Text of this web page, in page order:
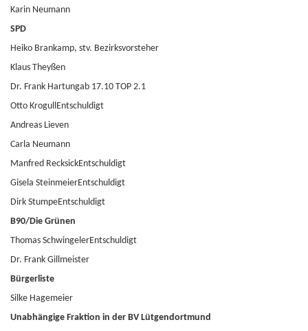
Karin Neumann
SPD
Heiko Brankamp, stv. Bezirksvorsteher
Klaus Theyßen
Dr. Frank Hartungab 17.10 TOP 2.1
Otto KrogullEntschuldigt
Andreas Lieven
Carla Neumann
Manfred RecksickEntschuldigt
Gisela SteinmeierEntschuldigt
Dirk StumpeEntschuldigt
B90/Die Grünen
Thomas SchwingelerEntschuldigt
Dr. Frank Gillmeister
Bürgerliste
Silke Hagemeier
Unabhängige Fraktion in der BV Lütgendortmund